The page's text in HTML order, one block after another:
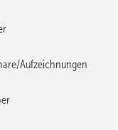
Aufzeichnungen